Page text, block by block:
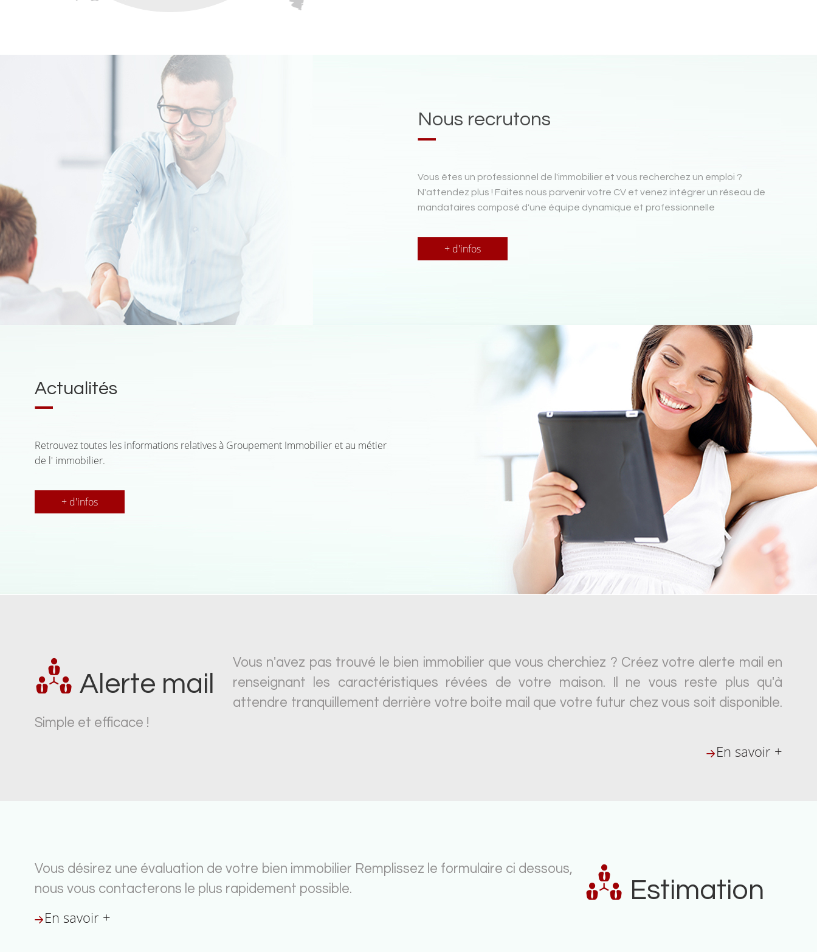
Nous recrutons
Vous êtes un professionnel de l'immobilier et vous recherchez un emploi ?
N'attendez plus ! Faites nous parvenir votre CV et venez intégrer un réseau de
mandataires composé d'une équipe dynamique et professionnelle
+ d'infos
Actualités
Retrouvez toutes les informations relatives à Groupement Immobilier et au métier
de l' immobilier.
+ d'infos
Alerte mail
Vous n'avez pas trouvé le bien immobilier que vous cherchiez ? Créez votre alerte mail en
renseignant les caractéristiques révées de votre maison. Il ne vous reste plus qu'à
attendre tranquillement derrière votre boite mail que votre futur chez vous soit disponible.
Simple et efficace !
En savoir +
Estimation
Vous désirez une évaluation de votre bien immobilier Remplissez le formulaire ci dessous,
nous vous contacterons le plus rapidement possible.
En savoir +